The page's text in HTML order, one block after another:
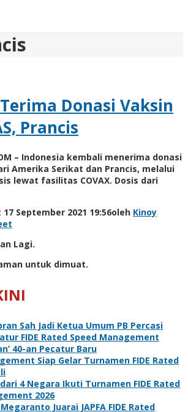
Donasi Vaksin
Prancis
– Indonesia kembali menerima donasi
Amerika Serikat dan Prancis, melalui
lewat fasilitas COVAX. Dosis dari
17 September 2021 19:56oleh Kinoy
Lagi.
untuk dimuat.
Sah Jadi Ketua Umum PB Percasi
FIDE Rated Speed Management
40-an Pecatur Baru
Siap Gelar Turnamen FIDE Rated
4 Negara Ikuti Turnamen FIDE Rated
2026
Juarai JAPFA FIDE Rated